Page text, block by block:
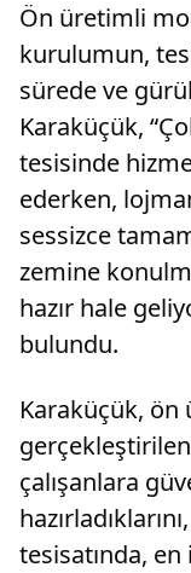
Ön üretimli
kurulumun,
sürede ve
Karaküçük,
tesisinde
ederken,
sessizce
zemine
hazır hale
bulundu.
Karaküçük,
çalışanlara
tesisatında,